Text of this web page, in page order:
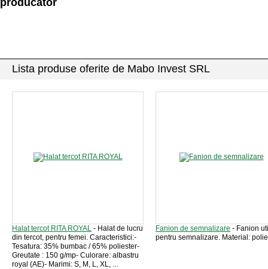
Lista produse oferite de Mabo Invest SRL
Halat tercot RITA ROYAL - Halat de lucru
din tercot, pentru femei. Caracteristici:-
Tesatura: 35% bumbac / 65% poliester-
Greutate : 150 g/mp- Culorare: albastru
royal (AE)- Marimi: S, M, L, XL, ...
Fanion de semnalizare - Fanion
pentru semnalizare. Material: